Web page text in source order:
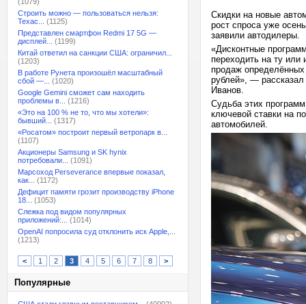
Строить можно — пользоваться нельзя:
Техас...
(1125)
Представлен смартфон Redmi 17 5G —
дисплей...
(1199)
Китай ответил на санкции США: ограничил...
(1203)
В работе Рунета произошёл масштабный
сбой —...
(1020)
Google Gemini сможет сам находить
проблемы в...
(1216)
«Это на 100 % не то, что мы хотели»:
бывший...
(1317)
«Росатом» построит первый ветропарк в...
(1107)
Акционеры Samsung и SK hynix
потребовали...
(1091)
Марсоход Perseverance впервые показал,
как...
(1172)
Дефицит памяти грозит производству iPhone
18...
(1053)
Слежка под видом популярных
приложений:...
(1014)
OpenAI попросила суд отклонить иск Apple,...
(1213)
< 1 2 3 4 5 6 7 8 >
Популярные
Скидки на новые
рост спроса уже
заявили автодилеры.
«Дисконтные
переходить на ту или
продаж
рублей», —
Иванов.
Судьба этих
ключевой ставки на
автомобилей.